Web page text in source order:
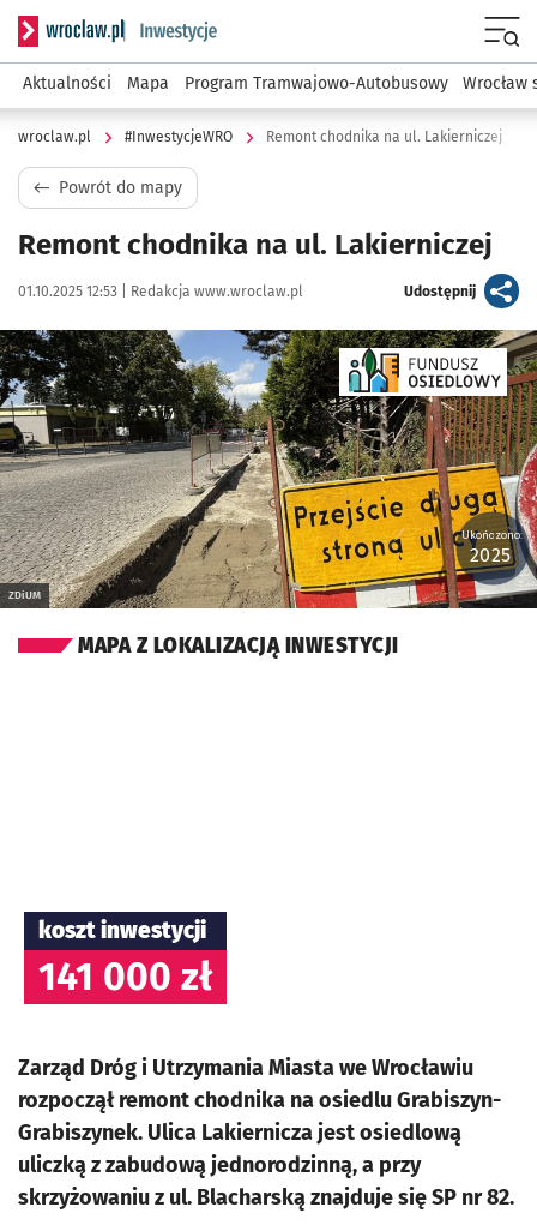
Serwis informacyjny wroclaw.pl podserwis:
Aktualności Mapa Program Tramwajowo-Autobusowy Wrocław
wroclaw.pl #InwestycjeWRO Remont chodnika na ul. Lakierniczej
Powrót do mapy
Remont chodnika na ul. Lakierniczej
Data publikacji:
01.10.2025 12:53 | Autor:
Redakcja www.wroclaw.pl Udostępnijartykuł
Kliknij, aby powiększyć
ZDiUM
Ukończono:
2025
MAPA Z LOKALIZACJĄ INWESTYCJI
koszt inwestycji
141 000 zł
Zarząd Dróg i Utrzymania Miasta we Wrocławiu
rozpoczął remont chodnika na osiedlu Grabiszyn-
Grabiszynek. Ulica Lakiernicza jest osiedlową
uliczką z zabudową jednorodzinną, a przy
skrzyżowaniu z ul. Blacharską znajduje się SP nr 82.